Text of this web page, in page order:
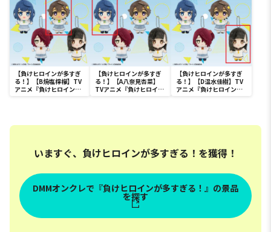
【負けヒロインが多すぎ
る！】【B焼塩檸檬】TV
アニメ『負けヒロインが
【負けヒロインが多すぎ
る！】【A八奈見杏菜】
TVアニメ『負けヒロイン
【負けヒロインが多すぎ
る！】【D温水佳樹】TV
アニメ『負けヒロインが
いますぐ、負けヒロインが多すぎる！を獲得！
DMMオンクレで『負けヒロインが多すぎる！』の景品
を探す